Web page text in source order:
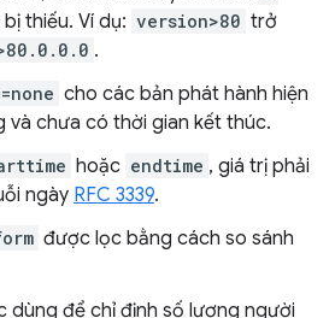
thiếu. Ví dụ: version>80 trở
.
cho các bản phát hành hiện
và chưa có thời gian kết thúc.
hoặc endtime , giá trị phải
ngày RFC 3339.
được lọc bằng cách so sánh
dùng để chỉ định số lượng người